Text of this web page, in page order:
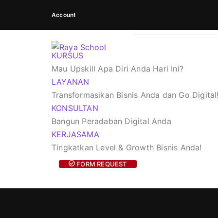
Account
KURSUS
Mau Upskill Apa Diri Anda Hari Ini?
LAYANAN
Transformasikan Bisnis Anda dan Go Digital!
KONSULTAN
Bangun Peradaban Digital Anda
KERJASAMA
Tingkatkan Level & Growth Bisnis Anda!
FORM REQUEST